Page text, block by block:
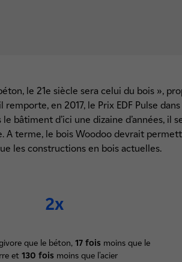
le 21e siècle sera celui du bois »,
en 2017, le Prix EDF Pulse
bâtiment d’ici une dizaine d’années, il
A terme, le bois Woodoo devrait
les constructions en bois actuelles.
2x
que le béton, 17 fois moins que le
et 130 fois moins que l'acier